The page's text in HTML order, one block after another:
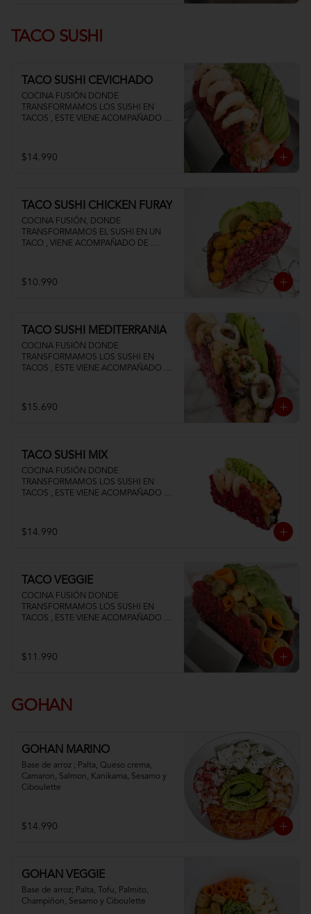
TACO SUSHI
TACO SUSHI CEVICHADO
COCINA FUSIÓN DONDE
TRANSFORMAMOS LOS SUSHI EN
TACOS , ESTE VIENE ACOMPAÑADO DE
$14.990
TACO SUSHI CHICKEN FURAY
COCINA FUSIÓN, DONDE
TRANSFORMAMOS EL SUSHI EN UN
TACO , VIENE ACOMPAÑADO DE
$10.990
TACO SUSHI MEDITERRANIA
COCINA FUSIÓN DONDE
TRANSFORMAMOS LOS SUSHI EN
TACOS , ESTE VIENE ACOMPAÑADO DE
$15.690
TACO SUSHI MIX
COCINA FUSIÓN DONDE
TRANSFORMAMOS LOS SUSHI EN
TACOS , ESTE VIENE ACOMPAÑADO DE
$14.990
TACO VEGGIE
COCINA FUSIÓN DONDE
TRANSFORMAMOS LOS SUSHI EN
TACOS , ESTE VIENE ACOMPAÑADO DE
$11.990
GOHAN
GOHAN MARINO
Base de arroz ; Palta, Queso crema,
Camaron, Salmon, Kanikama, Sesamo y
Ciboulette
$14.990
GOHAN VEGGIE
Base de arroz; Palta, Tofu, Palmito,
Champiñon, Sesamo y Ciboulette